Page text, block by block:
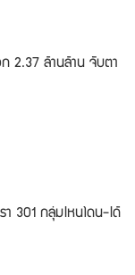
2.37 ล้านล้าน จับตา
301 กลุ่มไหนโดน-ได้